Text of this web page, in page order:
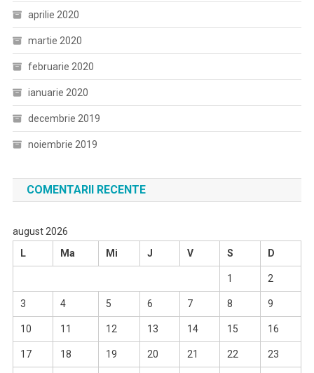
aprilie 2020
martie 2020
februarie 2020
ianuarie 2020
decembrie 2019
noiembrie 2019
COMENTARII RECENTE
august 2026
L
Ma Mi J V S D
1 2
3 4 5 6 7 8 9
10 11 12 13 14 15 16
17 18 19 20 21 22 23